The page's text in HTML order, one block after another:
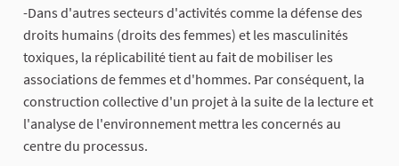
-Dans d'autres secteurs d'activités comme la défense des
droits humains (droits des femmes) et les masculinités
toxiques, la réplicabilité tient au fait de mobiliser les
associations de femmes et d'hommes. Par conséquent, la
construction collective d'un projet à la suite de la lecture et
l'analyse de l'environnement mettra les concernés au
centre du processus.